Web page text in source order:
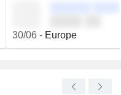
30/06- Europe